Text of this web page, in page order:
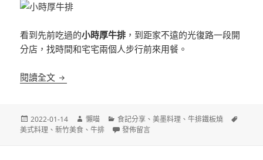
看到先前吃過的小時厚牛排 ，到距家不遠的光復路一段開
分店，找時間和宅宅兩個人步行前來用餐。
閱讀全文 [新竹]小時厚牛排 新竹光復店 平價牛排 自助吧吃到
發
佈
2022-01-14
作
者
懶喵
分
類
食記分享 、美墨料理 、牛排鐵板燒
美式料理 、新竹美食 、牛排 在〈[新竹]小時厚牛排 新竹光復店 平價牛排
發佈留言